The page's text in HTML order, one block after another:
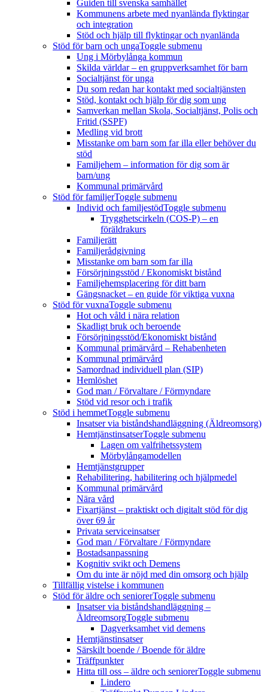
Guiden till svenska samhället
Kommunens arbete med nyanlända flyktingar
och integration
Stöd och hjälp till flyktingar och nyanlända
Stöd för barn och ungaToggle submenu
Ung i Mörbylånga kommun
Skilda världar – en gruppverksamhet för barn
Socialtjänst för unga
Du som redan har kontakt med socialtjänsten
Stöd, kontakt och hjälp för dig som ung
Samverkan mellan Skola, Socialtjänst, Polis och
Fritid (SSPF)
Medling vid brott
Misstanke om barn som far illa eller behöver du
stöd
Familjehem – information för dig som är
barn/ung
Kommunal primärvård
Stöd för familjerToggle submenu
Individ och familjestödToggle submenu
Trygghetscirkeln (COS-P) – en
föräldrakurs
Familjerätt
Familjerådgivning
Misstanke om barn som far illa
Försörjningsstöd / Ekonomiskt bistånd
Familjehemsplacering för ditt barn
Gängsnacket – en guide för viktiga vuxna
Stöd för vuxnaToggle submenu
Hot och våld i nära relation
Skadligt bruk och beroende
Försörjningsstöd/Ekonomiskt bistånd
Kommunal primärvård – Rehabenheten
Kommunal primärvård
Samordnad individuell plan (SIP)
Hemlöshet
God man / Förvaltare / Förmyndare
Stöd vid resor och i trafik
Stöd i hemmetToggle submenu
Insatser via biståndshandläggning (Äldreomsorg)
HemtjänstinsatserToggle submenu
Lagen om valfrihetssystem
Mörbylångamodellen
Hemtjänstgrupper
Rehabilitering, habilitering och hjälpmedel
Kommunal primärvård
Nära vård
Fixartjänst – praktiskt och digitalt stöd för dig
över 69 år
Privata serviceinsatser
God man / Förvaltare / Förmyndare
Bostadsanpassning
Kognitiv svikt och Demens
Om du inte är nöjd med din omsorg och hjälp
Tillfällig vistelse i kommunen
Stöd för äldre och seniorerToggle submenu
Insatser via biståndshandläggning –
ÄldreomsorgToggle submenu
Dagverksamhet vid demens
Hemtjänstinsatser
Särskilt boende / Boende för äldre
Träffpunkter
Hitta till oss – äldre och seniorerToggle submenu
Lindero